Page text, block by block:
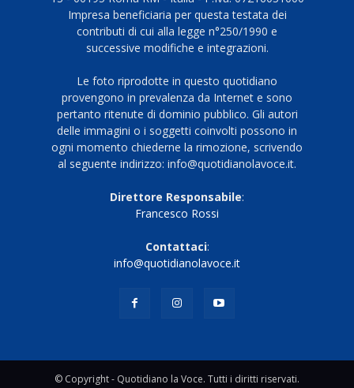
Impresa beneficiaria per questa testata dei
contributi di cui alla legge n°250/1990 e
successive modifiche e integrazioni.
Le foto riprodotte in questo quotidiano
provengono in prevalenza da Internet e sono
pertanto ritenute di dominio pubblico. Gli autori
delle immagini o i soggetti coinvolti possono in
ogni momento chiederne la rimozione, scrivendo
al seguente indirizzo: info@quotidianolavoce.it.
Direttore Responsabile:
Francesco Rossi
Contattaci:
info@quotidianolavoce.it
© Copyright - Quotidiano la Voce. Tutti i diritti riservati.